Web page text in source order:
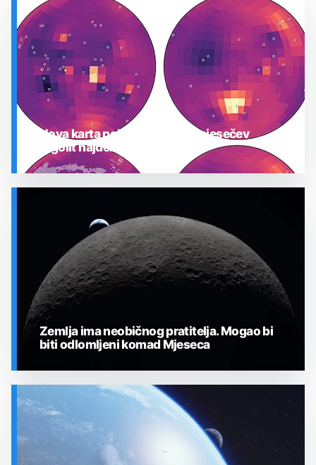
Nova karta pokazuje gdje je mjesečev
regolit najdeblji
SVEMIR
Zemlja ima neobičnog pratitelja. Mogao bi
biti odlomljeni komad Mjeseca